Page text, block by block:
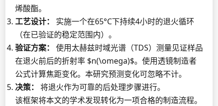
烯酸酯。
工艺设计：
实施一个在65°C下持续4小时的退火循环
（在已验证的稳定范围内）。
验证方案：
使用太赫兹时域光谱（TDS）测量见证样品
在退火前后的折射率 $n(\omega)$。使用透镜制造者
公式计算焦距变化。本研究预测变化可忽略不计。
决策：
将退火作为可靠的后处理步骤进行。
该框架将本文的学术发现转化为一项合格的制造流程。